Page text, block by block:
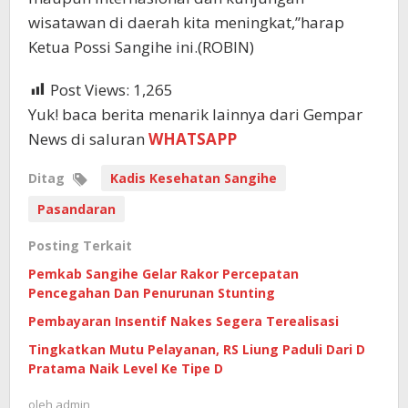
wisatawan di daerah kita meningkat,”harap
Ketua Possi Sangihe ini.(ROBIN)
Post Views: 1,265
Yuk! baca berita menarik lainnya dari Gempar
News di saluran WHATSAPP
Ditag
Kadis Kesehatan Sangihe
Pasandaran
Posting Terkait
Pemkab Sangihe Gelar Rakor Percepatan
Pencegahan Dan Penurunan Stunting
Pembayaran Insentif Nakes Segera Terealisasi
Tingkatkan Mutu Pelayanan, RS Liung Paduli Dari D
Pratama Naik Level Ke Tipe D
oleh admin